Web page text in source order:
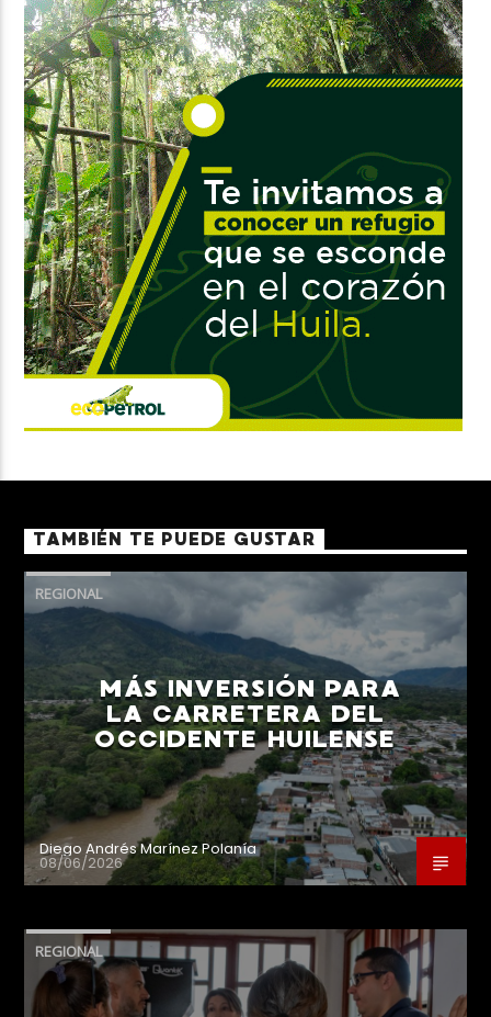
TAMBIÉN TE PUEDE GUSTAR
REGIONAL
MÁS INVERSIÓN PARA
LA CARRETERA DEL
OCCIDENTE HUILENSE
Diego Andrés Marínez Polanía
08/06/2026
REGIONAL